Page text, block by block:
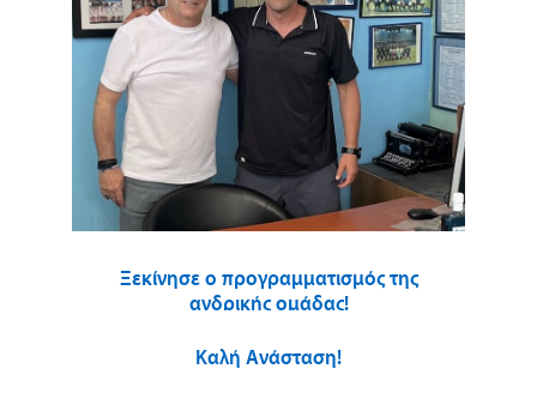
Ξεκίνησε ο προγραμματισμός της
ανδρικής ομάδας!
Καλή Ανάσταση!